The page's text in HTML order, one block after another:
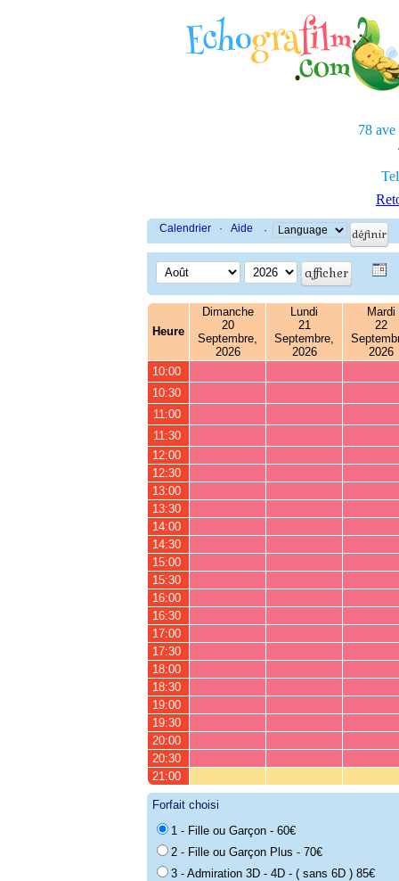
78 ave
Calendrier · Aide ·
Heure
Dimanche
20
Septembre,
2026
Lundi
21
Septembre,
2026
Mardi
22
2026
10:00
10:30
11:00
11:30
12:00
12:30
13:00
13:30
14:00
14:30
15:00
15:30
16:00
16:30
17:00
17:30
18:00
18:30
19:00
19:30
20:00
20:30
21:00
Forfait choisi
1 - Fille ou Garçon - 60€
2 - Fille ou Garçon Plus - 70€
3 - Admiration 3D - 4D - ( sans 6D ) 85€